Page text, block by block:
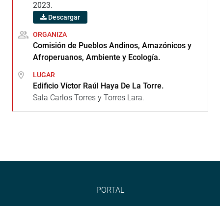
2023.
Descargar
ORGANIZA
Comisión de Pueblos Andinos, Amazónicos y
Afroperuanos, Ambiente y Ecología.
LUGAR
Edificio Víctor Raúl Haya De La Torre.
Sala Carlos Torres y Torres Lara.
PORTAL